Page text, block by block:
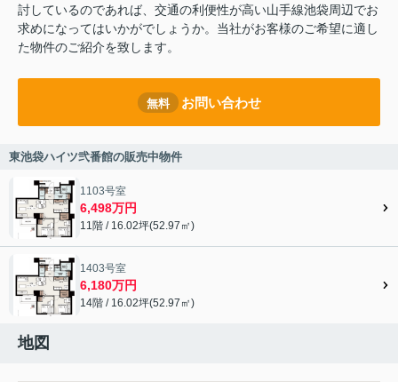
討しているのであれば、交通の利便性が高い山手線池袋周辺でお
求めになってはいかがでしょうか。当社がお客様のご希望に適し
た物件のご紹介を致します。
無料 お問い合わせ
東池袋ハイツ弐番館の販売中物件
1103号室
6,498万円
11階 / 16.02坪(52.97㎡)
1403号室
6,180万円
14階 / 16.02坪(52.97㎡)
地図